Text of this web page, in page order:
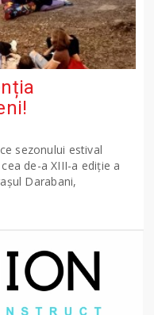
sezonului estival
de-a XIII-a ediție a
Darabani,